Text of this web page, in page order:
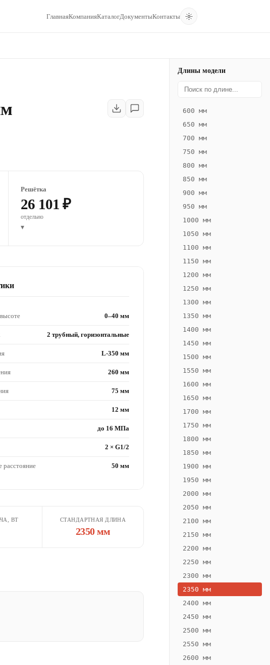
ГлавнаяКомпанияКаталогДокументыКонтакты
Решётка
26 101 ₽
отдельно
▾
0–40 мм
2 трубный, горизонтальные
L-350 мм
260 мм
75 мм
12 мм
до 16 МПа
2 × G1/2
50 мм
ВТ СТАНДАРТНАЯ ДЛИНА
2350 мм
Длины модели
600 мм
650 мм
700 мм
750 мм
800 мм
850 мм
900 мм
950 мм
1000 мм
1050 мм
1100 мм
1150 мм
1200 мм
1250 мм
1300 мм
1350 мм
1400 мм
1450 мм
1500 мм
1550 мм
1600 мм
1650 мм
1700 мм
1750 мм
1800 мм
1850 мм
1900 мм
1950 мм
2000 мм
2050 мм
2100 мм
2150 мм
2200 мм
2250 мм
2300 мм
2350 мм
2400 мм
2450 мм
2500 мм
2550 мм
2600 мм